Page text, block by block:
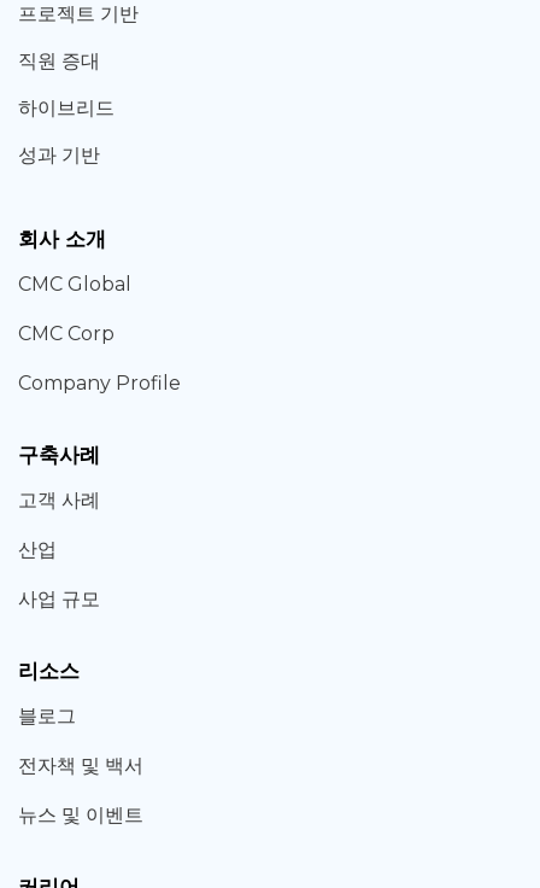
프로젝트 기반
직원 증대
하이브리드
성과 기반
회사 소개
CMC Global
CMC Corp
Company Profile
구축사례
고객 사례
산업
사업 규모
리소스
블로그
전자책 및 백서
뉴스 및 이벤트